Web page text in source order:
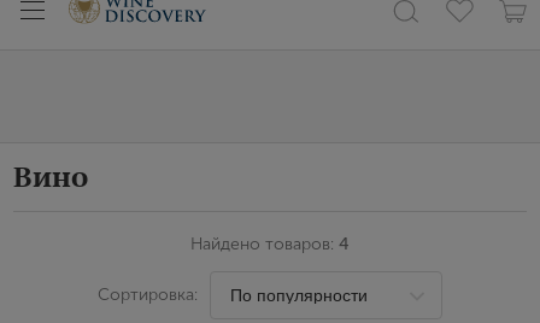
Вино
Найдено товаров: 4
Сортировка: